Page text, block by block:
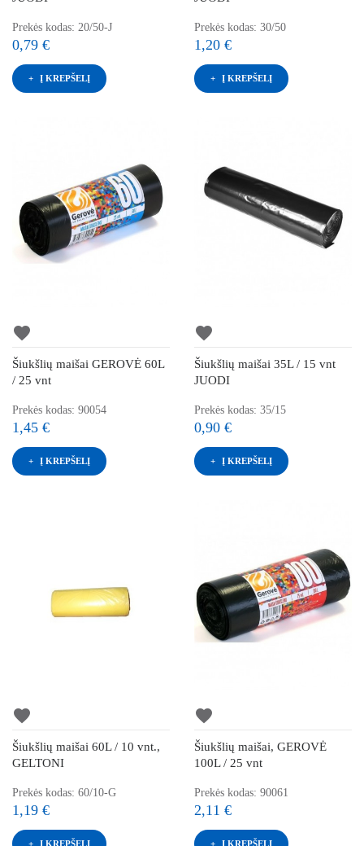
Prekės kodas: 20/50-J
0,79 €
Į KREPŠELĮ
Prekės kodas: 30/50
1,20 €
Į KREPŠELĮ
favorite
Šiukšlių maišai GEROVĖ 60L
/ 25 vnt
Prekės kodas: 90054
1,45 €
Į KREPŠELĮ
favorite
Šiukšlių maišai 35L / 15 vnt
JUODI
Prekės kodas: 35/15
0,90 €
Į KREPŠELĮ
favorite
Šiukšlių maišai 60L / 10 vnt.,
GELTONI
Prekės kodas: 60/10-G
1,19 €
Į KREPŠELĮ
favorite
Šiukšlių maišai, GEROVĖ
100L / 25 vnt
Prekės kodas: 90061
2,11 €
Į KREPŠELĮ